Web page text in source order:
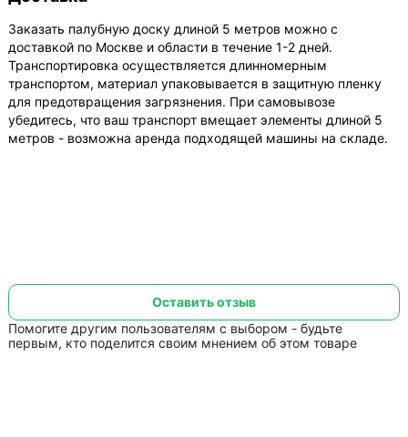
Заказать палубную доску длиной 5 метров можно с
доставкой по Москве и области в течение 1-2 дней.
Транспортировка осуществляется длинномерным
транспортом, материал упаковывается в защитную пленку
для предотвращения загрязнения. При самовывозе
убедитесь, что ваш транспорт вмещает элементы длиной 5
метров - возможна аренда подходящей машины на складе.
Помогите другим пользователям с выбором - будьте
первым, кто поделится своим мнением об этом товаре
Оставить отзыв